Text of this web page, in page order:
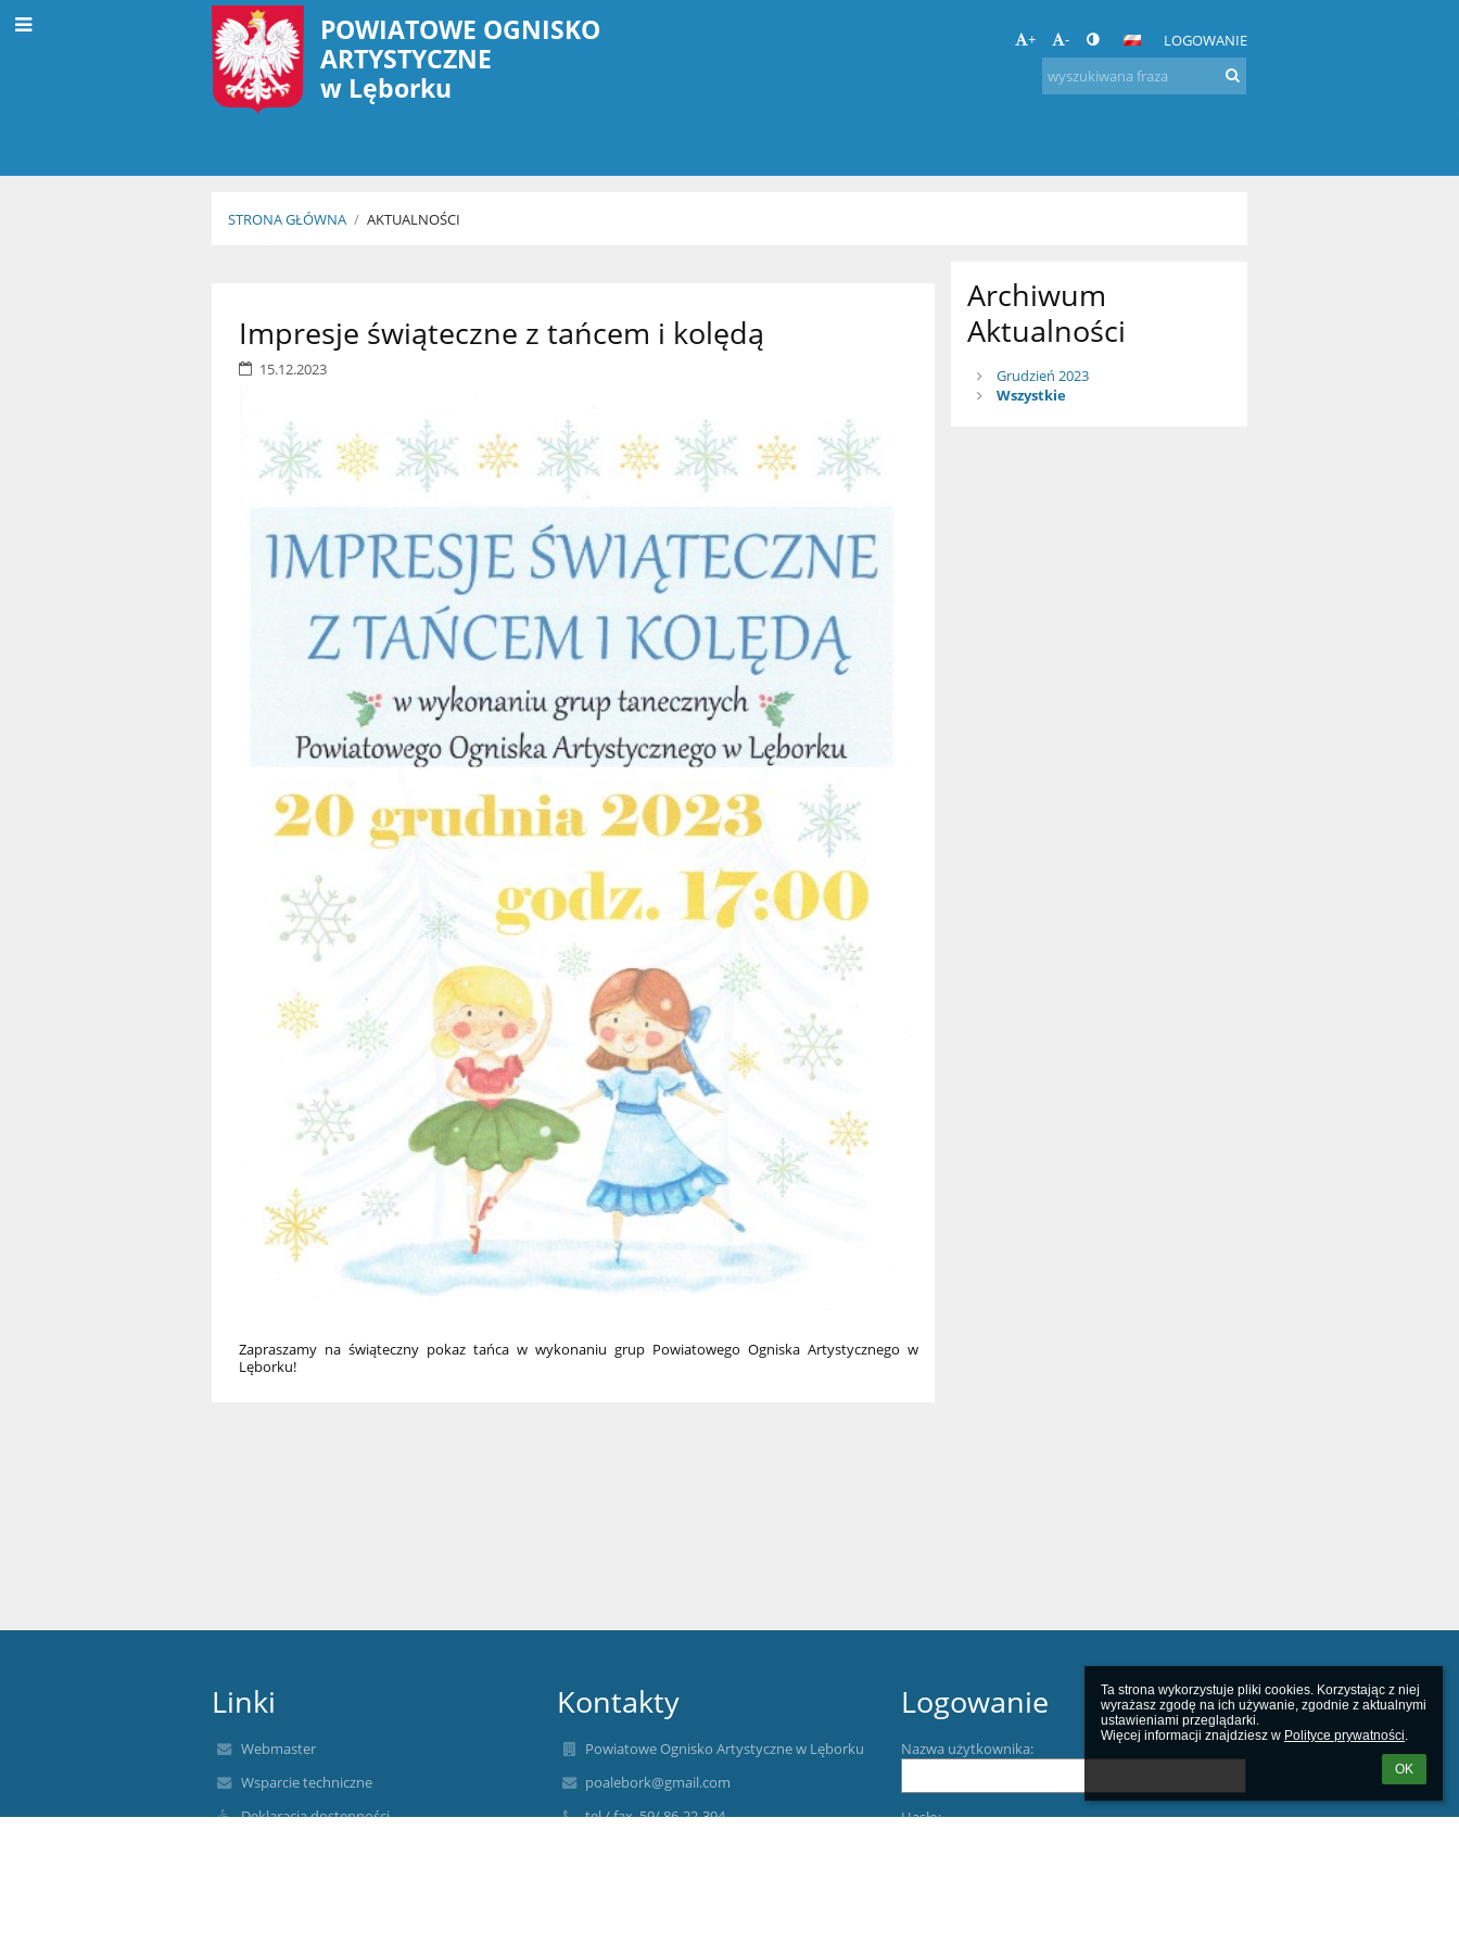
Ta strona wykorzystuje pliki cookies. Korzystając z niej
wyrażasz zgodę na ich używanie, zgodnie z aktualnymi
ustawieniami przeglądarki.
Więcej informacji znajdziesz w Polityce prywatności.
OK
POWIATOWE OGNISKO
ARTYSTYCZNE
w Lęborku
+ - LOGOWANIE
STRONA GŁÓWNA / AKTUALNOŚCI
Impresje świąteczne z tańcem i kolędą
15.12.2023
Zapraszamy na świąteczny pokaz tańca w wykonaniu grup Powiatowego Ogniska Artystycznego w
Lęborku!
Archiwum
Aktualności
Grudzień 2023
Wszystkie
Linki
Webmaster
Wsparcie techniczne
Deklaracja dostępności
Kontakty
Powiatowe Ognisko Artystyczne w Lęborku
poalebork@gmail.com
tel./ fax. 59/ 86-22-394
Logowanie
Nazwa użytkownika:
Hasło: